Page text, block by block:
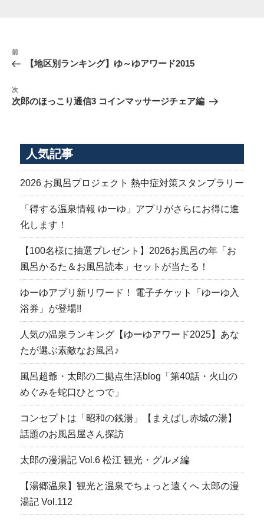
投
稿
ビ
ゲ
ョ
前
の
稿
前
【地区別ランキング】ゆ～ゆアワード2015
次
の
次
次郎のほっこり通信3 コインマッサージチェア編
人気記事
2026 お風呂プロジェクト 熱中症対策スタンプラリー
「得する温泉情報 ゆーゆ」アプリがさらにお得に進
化します！
【100名様に抽選プレゼント】2026お風呂の年「お
風呂かるた＆お風呂読本」セットが当たる！
ゆーゆアプリ新リワード！ 電子チケット「ゆーゆ入
浴券」が登場!!
人気の温泉ランキング【ゆーゆアワード2025】あな
たが選ぶ素敵なお風呂♪
風呂超爺・太郎の二拠点生活blog「第40話・火山の
めぐみを蛇口ひとつで」
コンセプトは「昭和の銭湯」【まえばし赤城の湯】
話題のお風呂屋さん探訪
太郎の漫湯記 Vol.6 松江 観光・グルメ編
【湯郷温泉】観光と温泉でちょっと遠くへ 太郎の漫
湯記 Vol.112